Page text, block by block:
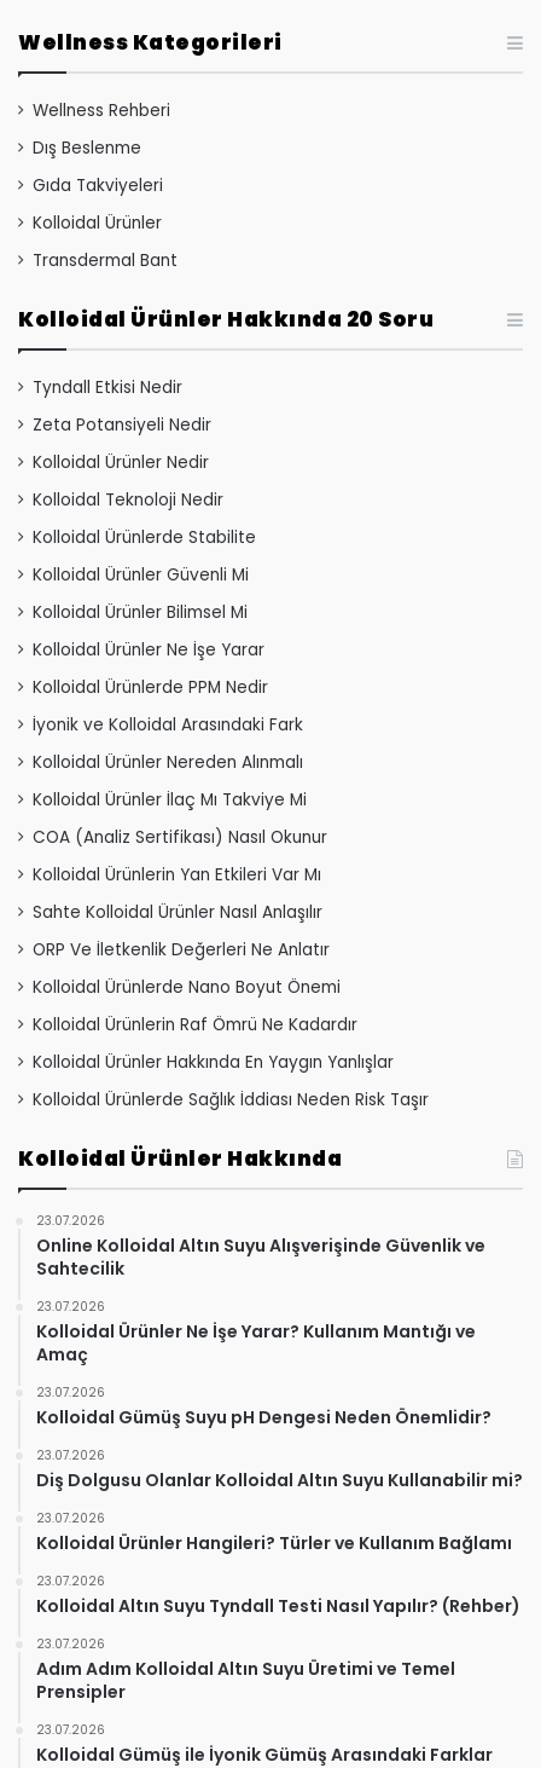
Wellness Kategorileri
Wellness Rehberi
Dış Beslenme
Gıda Takviyeleri
Kolloidal Ürünler
Transdermal Bant
Kolloidal Ürünler Hakkında 20 Soru
Tyndall Etkisi Nedir
Zeta Potansiyeli Nedir
Kolloidal Ürünler Nedir
Kolloidal Teknoloji Nedir
Kolloidal Ürünlerde Stabilite
Kolloidal Ürünler Güvenli Mi
Kolloidal Ürünler Bilimsel Mi
Kolloidal Ürünler Ne İşe Yarar
Kolloidal Ürünlerde PPM Nedir
İyonik ve Kolloidal Arasındaki Fark
Kolloidal Ürünler Nereden Alınmalı
Kolloidal Ürünler İlaç Mı Takviye Mi
COA (Analiz Sertifikası) Nasıl Okunur
Kolloidal Ürünlerin Yan Etkileri Var Mı
Sahte Kolloidal Ürünler Nasıl Anlaşılır
ORP Ve İletkenlik Değerleri Ne Anlatır
Kolloidal Ürünlerde Nano Boyut Önemi
Kolloidal Ürünlerin Raf Ömrü Ne Kadardır
Kolloidal Ürünler Hakkında En Yaygın Yanlışlar
Kolloidal Ürünlerde Sağlık İddiası Neden Risk Taşır
Kolloidal Ürünler Hakkında
23.07.2026
Online Kolloidal Altın Suyu Alışverişinde Güvenlik ve
Sahtecilik
23.07.2026
Kolloidal Ürünler Ne İşe Yarar? Kullanım Mantığı ve
Amaç
23.07.2026
Kolloidal Gümüş Suyu pH Dengesi Neden Önemlidir?
23.07.2026
Diş Dolgusu Olanlar Kolloidal Altın Suyu Kullanabilir mi?
23.07.2026
Kolloidal Ürünler Hangileri? Türler ve Kullanım Bağlamı
23.07.2026
Kolloidal Altın Suyu Tyndall Testi Nasıl Yapılır? (Rehber)
23.07.2026
Adım Adım Kolloidal Altın Suyu Üretimi ve Temel
Prensipler
23.07.2026
Kolloidal Gümüş ile İyonik Gümüş Arasındaki Farklar